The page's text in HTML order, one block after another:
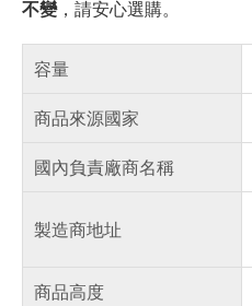
不變，請安心選購。
容量
商品來源國家
國內負責廠商名稱
製造商地址
商品高度